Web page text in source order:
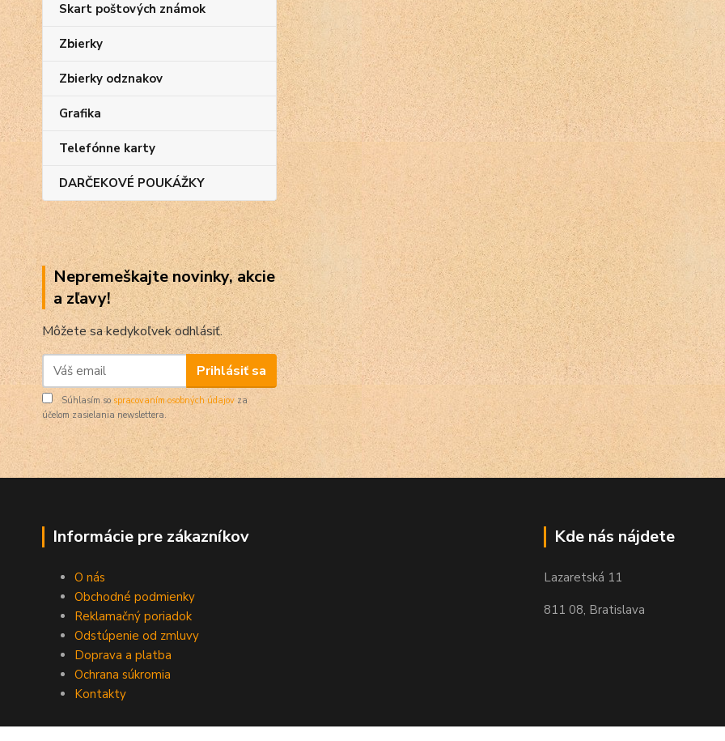
Skart poštových známok
Zbierky
Zbierky odznakov
Grafika
Telefónne karty
DARČEKOVÉ POUKÁŽKY
Nepremeškajte novinky, akcie
a zľavy!
Môžete sa kedykoľvek odhlásiť.
Prihlásiť sa
Súhlasím so spracovaním osobných údajov za
účelom zasielania newslettera.
Informácie pre zákazníkov
O nás
Obchodné podmienky
Reklamačný poriadok
Odstúpenie od zmluvy
Doprava a platba
Ochrana súkromia
Kontakty
Kde nás nájdete
Lazaretská 11
811 08, Bratislava